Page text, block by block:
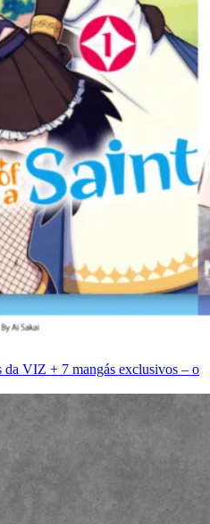
VIZ + 7 mangás exclusivos – o